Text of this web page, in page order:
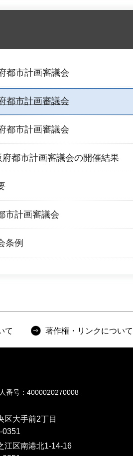
都市計画審議会
都市計画審議会
都市計画審議会
都市計画審議会の開催結果
市計画審議会
条例
て 著作権・リンクについて
番号：4000020270008
区大手前2丁目
0351
江区南港北1-14-16